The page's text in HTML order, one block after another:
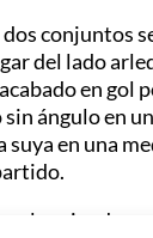
conjuntos
del lado
en gol
ángulo en
en una
arlequinados,